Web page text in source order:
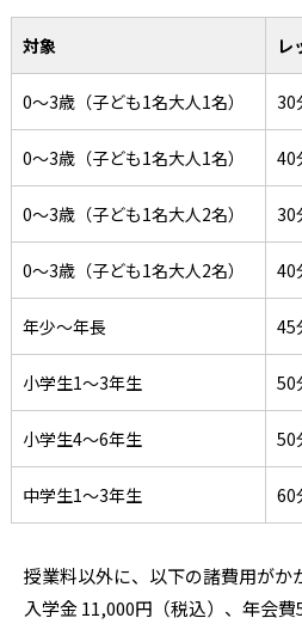
対象 レ
0～3歳（子ども1名大人1名） 30
0～3歳（子ども1名大人1名） 40
0～3歳（子ども1名大人2名） 30
0～3歳（子ども1名大人2名） 40
年少～年長 45
小学生1～3年生 50
小学生4～6年生 50
中学生1～3年生 60
授業料以外に、以下の諸費用がか
入学金 11,000円（税込）、年会